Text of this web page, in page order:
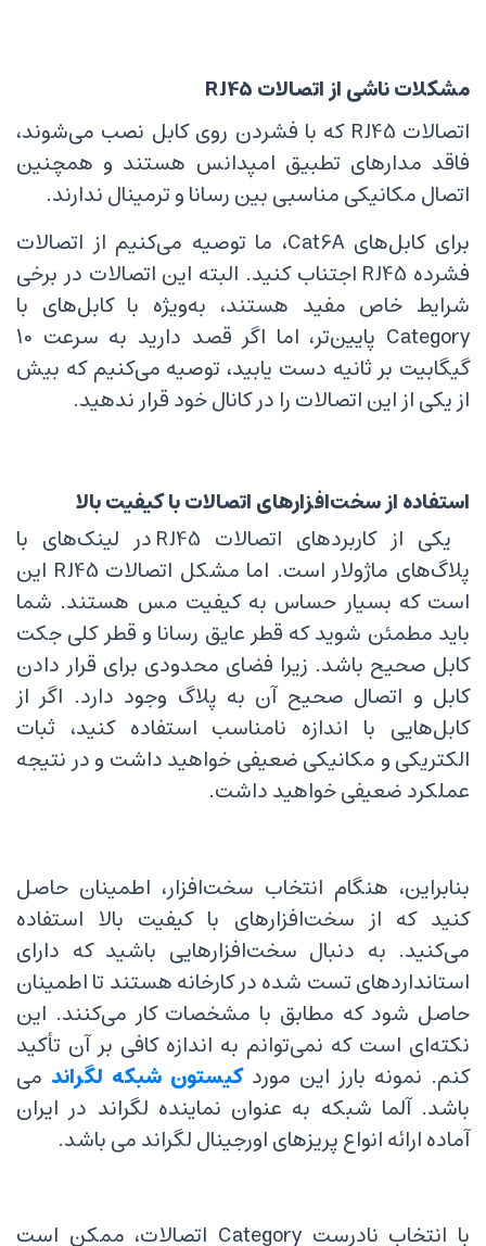
مشکلات ناشی از اتصالات RJ45
اتصالات RJ45 که با فشردن روی کابل نصب می‌شوند،
فاقد مدارهای تطبیق امپدانس هستند و همچنین
اتصال مکانیکی مناسبی بین رسانا و ترمینال ندارند.
برای کابل‌های Cat6A، ما توصیه می‌کنیم از اتصالات
فشرده RJ45 اجتناب کنید. البته این اتصالات در برخی
شرایط خاص مفید هستند، به‌ویژه با کابل‌های با
Category پایین‌تر، اما اگر قصد دارید به سرعت 10
گیگابیت بر ثانیه دست یابید، توصیه می‌کنیم که بیش
از یکی از این اتصالات را در کانال خود قرار ندهید.
استفاده از سخت‌افزارهای اتصالات با کیفیت بالا
یکی از کاربردهای اتصالات RJ45 در لینک‌های با
پلاگ‌های ماژولار است. اما مشکل اتصالات RJ45 این
است که بسیار حساس به کیفیت مس هستند. شما
باید مطمئن شوید که قطر عایق رسانا و قطر کلی جکت
کابل صحیح باشد. زیرا فضای محدودی برای قرار دادن
کابل و اتصال صحیح آن به پلاگ وجود دارد. اگر از
کابل‌هایی با اندازه نامناسب استفاده کنید، ثبات
الکتریکی و مکانیکی ضعیفی خواهید داشت و در نتیجه
عملکرد ضعیفی خواهید داشت.
بنابراین، هنگام انتخاب سخت‌افزار، اطمینان حاصل
کنید که از سخت‌افزارهای با کیفیت بالا استفاده
می‌کنید. به دنبال سخت‌افزارهایی باشید که دارای
استانداردهای تست شده در کارخانه هستند تا اطمینان
حاصل شود که مطابق با مشخصات کار می‌کنند. این
نکته‌ای است که نمی‌توانم به اندازه کافی بر آن تأکید
کنم. نمونه بارز این موردکیستون شبکه لگراند می
باشد. آلما شبکه به عنوان نماینده لگراند در ایران
آماده ارائه انواع پریزهای اورجینال لگراند می باشد.
با انتخاب نادرست Category اتصالات، ممکن است